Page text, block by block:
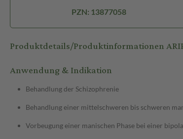
PZN: 13877058
Produktdetails/Produktinformationen
Anwendung & Indikation
Behandlung der Schizophrenie
Behandlung einer mittelschweren bis schweren
Vorbeugung einer manischen Phase bei einer